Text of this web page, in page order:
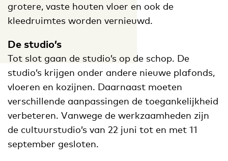
grotere, vaste houten vloer en ook de
kleedruimtes worden vernieuwd.
De studio’s
Tot slot gaan de studio’s op de schop. De
studio’s krijgen onder andere nieuwe plafonds,
vloeren en kozijnen. Daarnaast moeten
verschillende aanpassingen de toegankelijkheid
verbeteren. Vanwege de werkzaamheden zijn
de cultuurstudio’s van 22 juni tot en met 11
september gesloten.